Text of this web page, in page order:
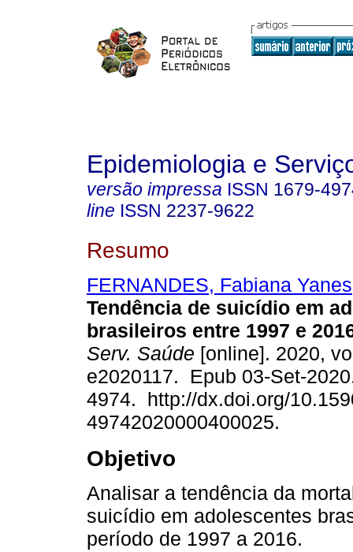
Epidemiologia e
versão impressa ISSN 1679-
line ISSN 2237-9622
Resumo
FERNANDES, Fabiana Yanes
Tendência de suicídio em
brasileiros entre 1997 e
Serv. Saúde [online]. 2020,
e2020117. Epub 03-Set-
4974. http://dx.doi.org/
49742020000400025.
Objetivo
Analisar a tendência da
suicídio em adolescentes
período de 1997 a 2016.